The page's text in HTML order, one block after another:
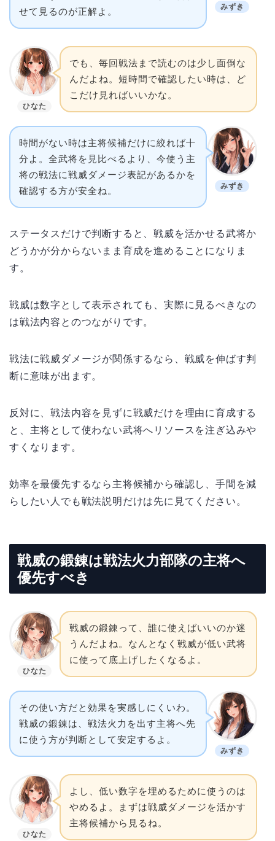
みずき
せて見るのが正解よ。
ひなた
でも、毎回戦法まで読むのは少し面倒な
んだよね。短時間で確認したい時は、ど
こだけ見ればいいかな。
みずき
時間がない時は主将候補だけに絞れば十
分よ。全武将を見比べるより、今使う主
将の戦法に戦威ダメージ表記があるかを
確認する方が安全ね。
ステータスだけで判断すると、戦威を活かせる武将か
どうかが分からないまま育成を進めることになりま
す。
戦威は数字として表示されても、実際に見るべきなの
は戦法内容とのつながりです。
戦法に戦威ダメージが関係するなら、戦威を伸ばす判
断に意味が出ます。
反対に、戦法内容を見ずに戦威だけを理由に育成する
と、主将として使わない武将へリソースを注ぎ込みや
すくなります。
効率を最優先するなら主将候補から確認し、手間を減
らしたい人でも戦法説明だけは先に見てください。
戦威の鍛錬は戦法火力部隊の主将へ
優先すべき
ひなた
戦威の鍛錬って、誰に使えばいいのか迷
うんだよね。なんとなく戦威が低い武将
に使って底上げしたくなるよ。
みずき
その使い方だと効果を実感しにくいわ。
戦威の鍛錬は、戦法火力を出す主将へ先
に使う方が判断として安定するよ。
ひなた
よし、低い数字を埋めるために使うのは
やめるよ。まずは戦威ダメージを活かす
主将候補から見るね。